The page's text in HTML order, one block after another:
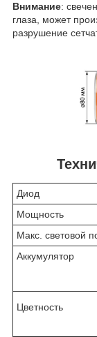
Внимание:
глаза, может
разрушение
Диод
Мощность
Макс. световой
Аккумулятор
Цветность